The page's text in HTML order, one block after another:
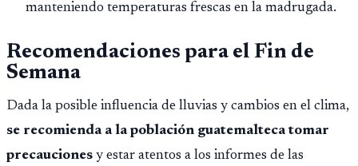
manteniendo temperaturas frescas en la madrugada.
Recomendaciones para el Fin de
Semana
Dada la posible influencia de lluvias y cambios en el clima,
se recomienda a la población guatemalteca tomar
precauciones y estar atentos a los informes de las